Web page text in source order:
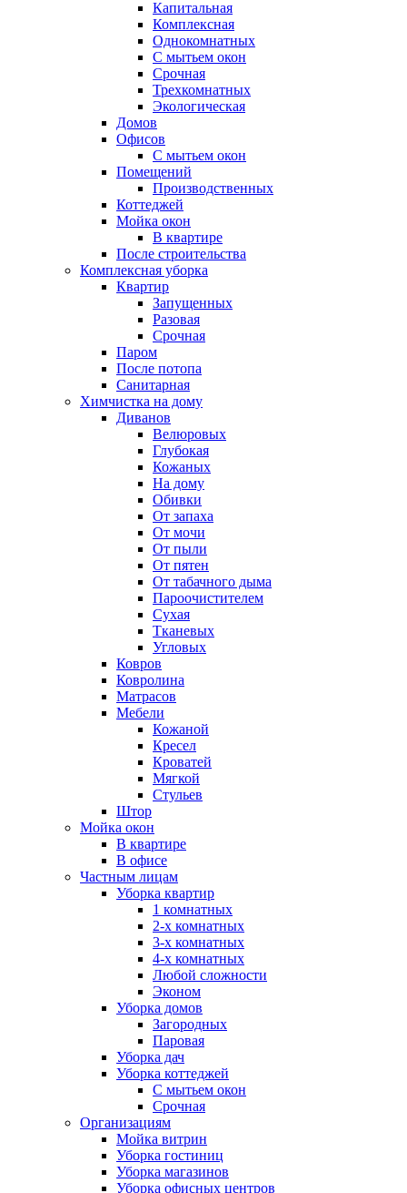
Капитальная
Комплексная
Однокомнатных
С мытьем окон
Срочная
Трехкомнатных
Экологическая
Домов
Офисов
С мытьем окон
Помещений
Производственных
Коттеджей
Мойка окон
В квартире
После строительства
Комплексная уборка
Квартир
Запущенных
Разовая
Срочная
Паром
После потопа
Санитарная
Химчистка на дому
Диванов
Велюровых
Глубокая
Кожаных
На дому
Обивки
От запаха
От мочи
От пыли
От пятен
От табачного дыма
Пароочистителем
Сухая
Тканевых
Угловых
Ковров
Ковролина
Матрасов
Мебели
Кожаной
Кресел
Кроватей
Мягкой
Стульев
Штор
Мойка окон
В квартире
В офисе
Частным лицам
Уборка квартир
1 комнатных
2-х комнатных
3-х комнатных
4-х комнатных
Любой сложности
Эконом
Уборка домов
Загородных
Паровая
Уборка дач
Уборка коттеджей
С мытьем окон
Срочная
Организациям
Мойка витрин
Уборка гостиниц
Уборка магазинов
Уборка офисных центров